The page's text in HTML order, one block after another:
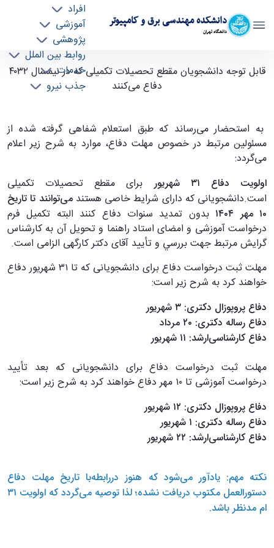
دانشکده مهندسی برق و کامپیوتر
دانشگاه تهران
افراد
آموزشی
پژوهشی
روابط بین الملل
خدمات
جذب نیرو
قابل توجه دانشجویان مقطع تحصیلات تکمیلی که
در نیمسال ۴۰۳۲ دفاع می‌کنند - ece- دانشکده
قابل توجه دانشجویان مقطع تحصیلات تکمیلی که در نیمسال ۴۰۳۲
دفاع می‌کنند
به استحضار می‌رساند که طبق استعلام شفاهی گرفته شده از
مسئولین مرتبط در خصوص مهلت دفاع، موارد به شرح زیر اعلام
می‌گردد:
اولویت دفاع ۳۱ شهریور
برای مقطع تحصیلات تکمیلی
است.دانشجویانی که دارای شرایط خاصی هستندمی‌توانند تا تاریخ
۱۰ مهر ۱۴۰۴
بدون تمدید سنوات دفاع کنند البته تکمیل فرم
درخواست آموزشی و امضای استاد راهنما و تحویل آن به کارشناس
گرایش مرتبط جهت بررسي و تأیید آقای دکتر کارگهی الزامی است.
مهلت ثبت درخواست دفاع برای دانشجویانی که تا ۳۱ شهریور دفاع
خواهند کرد به شرح زیر است:
دفاع پروپوزال دکتری: ۳ شهریور
دفاع رساله دکتری: ۲۰ مرداد
دفاع کارشناسی‌ارشد: ۱۱ شهریور
مهلت ثبت درخواست دفاع برای دانشجویانی که بعد تأیید
درخواست آموزشی تا ۱۰ مهر دفاع خواهند کرد به شرح زیر است:
دفاع پروپوزال دکتری: ۱۲ شهریور
دفاع رساله دکتری: ۱ شهریور
دفاع کارشناسی‌ارشد: ۲۲ شهریور
نکته مهم: یادآور می‌شود که هنوز دررابطه‌با تاریخ مهلت دفاع
دستورالعمل مکتوب دریافت نشده؛ لذا توصیه می‌گردد که اولویت ۳۱
ام مدنظر باشد.